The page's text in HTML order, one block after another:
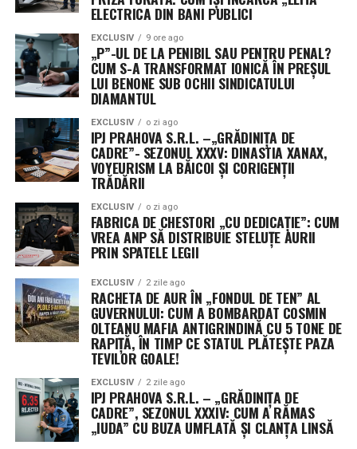
optimizați pentru comunicare de mare bandă și latență
scăzută.
Aceste platforme orbitale vor fi transportate în spațiu
de noua rachetă Neutron, un lansator de clasă grea
programat pentru primul zbor spre finalul acestui an,
de la complexul din Wallops Island, Virginia. Designul
plat permite optimizarea spațiului în interiorul rachetei,
facilitând desfășurarea rapidă a unor rețele vaste de
senzori, esențiale pentru detectarea țintelor mobile în
timp real.
Misterul celui de-al treilea jucător: Securitatea
operațională ascunde identitatea unor contractori
cheie
Un aspect neobișnuit al acestui anunț este menținerea
sub anonimat a celui de-al treilea beneficiar al
contractului. Purtătorii de cuvânt ai comandamentului
au precizat că decizia este dictată strict de protocoalele
de securitate operațională (OPSEC), menite să protejeze
profilurile misiunilor sensibile și capacitățile specifice
dezvoltate.
ELECTRICA DIN BANI PUBLICI
EXCLUSIV 9 ore ago
„P”-UL DE LA PENIBIL SAU PENTRU PENAL?
CUM S-A TRANSFORMAT IONICĂ ÎN PREȘUL
LUI BENONE SUB OCHII SINDICATULUI
DIAMANTUL
EXCLUSIV o zi ago
IPJ PRAHOVA S.R.L. –„GRĂDINIȚA DE
CADRE”- SEZONUL XXXV: DINASTIA XANAX,
VOYEURISM LA BĂICOI ȘI CORIGENȚII
TRĂDĂRII
EXCLUSIV o zi ago
FABRICA DE CHESTORI „CU DEDICAȚIE”: CUM
VREA ANP SĂ DISTRIBUIE STELUȚE AURII
PRIN SPATELE LEGII
EXCLUSIV 2 zile ago
RACHETA DE AUR ÎN „FONDUL DE TEN” AL
GUVERNULUI: CUM A BOMBARDAT COSMIN
OLTEANU MAFIA ANTIGRINDINĂ CU 5 TONE DE
RAPIȚĂ, ÎN TIMP CE STATUL PLĂTEȘTE PAZA
TEVILOR GOALE!
EXCLUSIV 2 zile ago
IPJ PRAHOVA S.R.L. – „GRĂDINIȚA DE
CADRE”, SEZONUL XXXIV: CUM A RĂMAS
„IUDA” CU BUZA UMFLATĂ ȘI CLANȚA LINSĂ